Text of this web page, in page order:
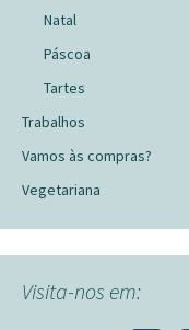
Natal
Páscoa
Tartes
Trabalhos
Vamos às compras?
Vegetariana
Visita-nos em: